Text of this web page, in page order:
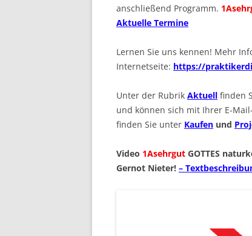
anschließend Programm.
Aktuelle Termine
Lernen Sie uns kennen! Mehr
Internetseite: https://
Unter der Rubrik Aktuell finden
und können sich mit Ihrer E-
finden Sie unter Kaufen und
Video 1Asehrgut GOTTES
Gernot Nieter! –